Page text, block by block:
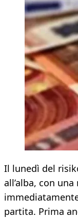
Il lunedì del
all’alba, con
partita. Prima